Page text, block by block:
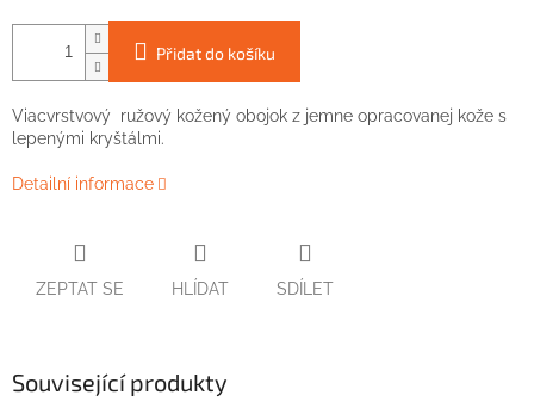
Přidat do košíku
Viacvrstvový ružový kožený obojok z jemne opracovanej kože s
lepenými kryštálmi.
Detailní informace
ZEPTAT SE HLÍDAT SDÍLET
Související produkty